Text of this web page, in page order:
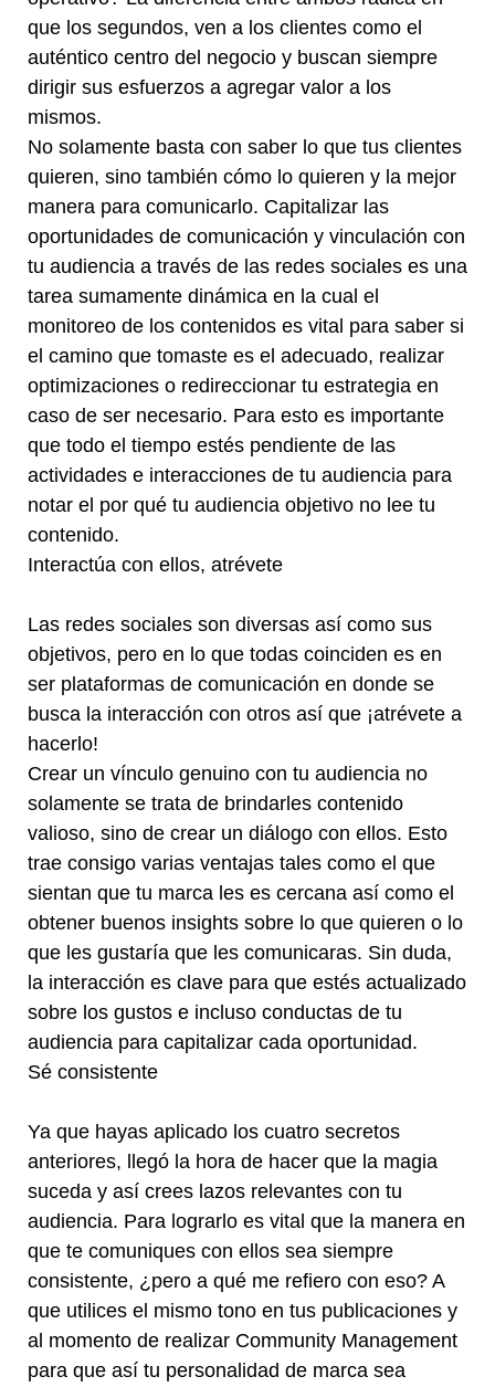
que los segundos, ven a los clientes como el
auténtico centro del negocio y buscan siempre
dirigir sus esfuerzos a agregar valor a los
mismos.
No solamente basta con saber lo que tus clientes
quieren, sino también cómo lo quieren y la mejor
manera para comunicarlo. Capitalizar las
oportunidades de comunicación y vinculación con
tu audiencia a través de las redes sociales es una
tarea sumamente dinámica en la cual el
monitoreo de los contenidos es vital para saber si
el camino que tomaste es el adecuado, realizar
optimizaciones o redireccionar tu estrategia en
caso de ser necesario. Para esto es importante
que todo el tiempo estés pendiente de las
actividades e interacciones de tu audiencia para
notar el por qué tu audiencia objetivo no lee tu
contenido.
Interactúa con ellos, atrévete
Las redes sociales son diversas así como sus
objetivos, pero en lo que todas coinciden es en
ser plataformas de comunicación en donde se
busca la interacción con otros así que ¡atrévete a
hacerlo!
Crear un vínculo genuino con tu audiencia no
solamente se trata de brindarles contenido
valioso, sino de crear un diálogo con ellos. Esto
trae consigo varias ventajas tales como el que
sientan que tu marca les es cercana así como el
obtener buenos insights sobre lo que quieren o lo
que les gustaría que les comunicaras. Sin duda,
la interacción es clave para que estés actualizado
sobre los gustos e incluso conductas de tu
audiencia para capitalizar cada oportunidad.
Sé consistente
Ya que hayas aplicado los cuatro secretos
anteriores, llegó la hora de hacer que la magia
suceda y así crees lazos relevantes con tu
audiencia. Para lograrlo es vital que la manera en
que te comuniques con ellos sea siempre
consistente, ¿pero a qué me refiero con eso? A
que utilices el mismo tono en tus publicaciones y
al momento de realizar Community Management
para que así tu personalidad de marca sea